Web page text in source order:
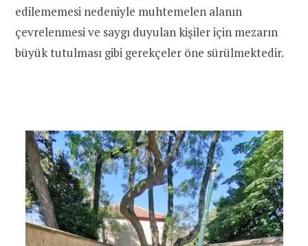
edilememesi nedeniyle muhtemelen alanın
çevrelenmesi ve saygı duyulan kişiler için mezarın
büyük tutulması gibi gerekçeler öne sürülmektedir.